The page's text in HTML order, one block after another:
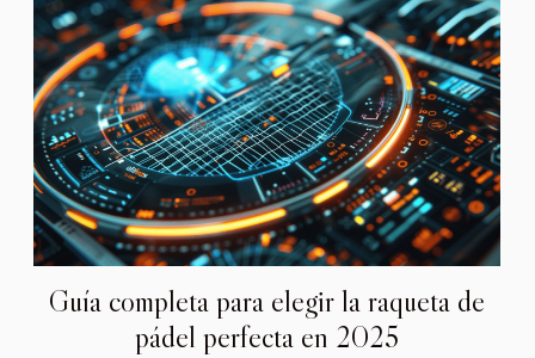
Guía completa para elegir la raqueta de
pádel perfecta en 2025